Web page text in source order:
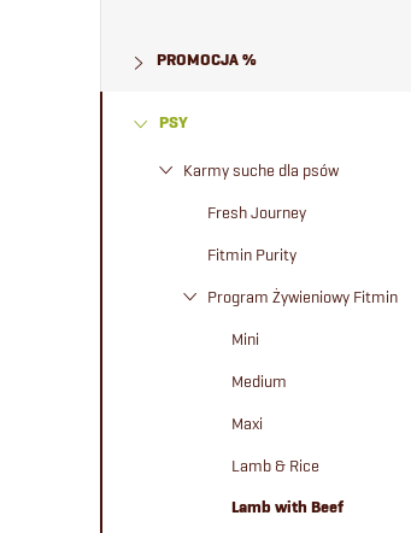
s
PROMOCJA %
PSY
Karmy suche dla psów
Fresh Journey
Fitmin Purity
Program Żywieniowy Fitmin
Mini
Medium
Maxi
Lamb & Rice
Lamb with Beef